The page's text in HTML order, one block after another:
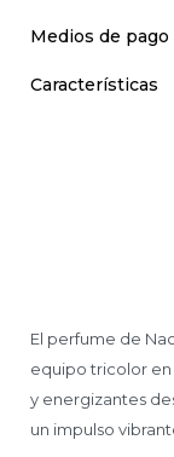
Medios de pago
Características
El perfume de
equipo tricolor en
y energizantes
un impulso